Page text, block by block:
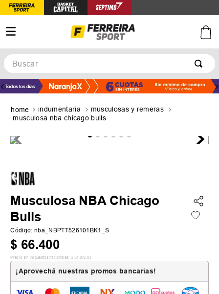
Buscar
indumentaria
musculosas y remeras
musculosa nba chicago bulls
Musculosa NBA Chicago
Bulls
Código: nba_NBPTT526101BK1_S
$ 66.400
Precio sin impuestos nacionales: $ 54.876 ,03
¡Aprovechá nuestras promos bancarias!
TÉRMINOS MÁS BUSCADOS
2.
zapatillas